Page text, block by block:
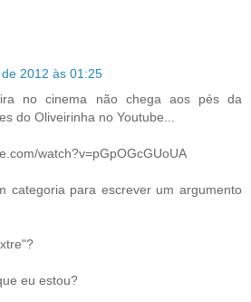
2012 às 01:25
no cinema não chega aos pés da
do Oliveirinha no Youtube...
watch?v=pGpOGcGUoUA
categoria para escrever um argumento
eu estou?